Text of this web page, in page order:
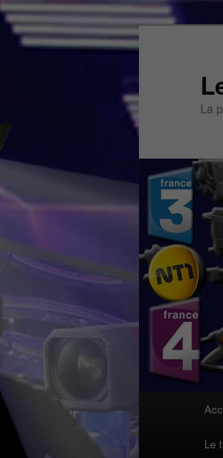
Aller
Aller
La
Le